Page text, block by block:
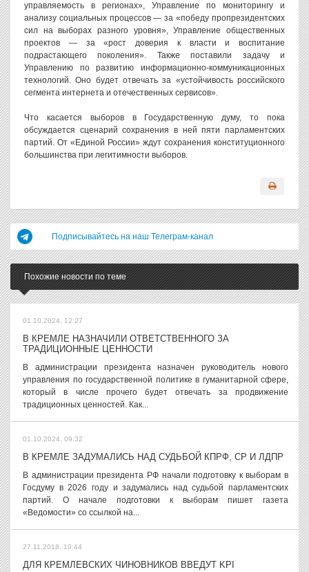
управляемость в регионах», Управление по мониторингу и
анализу социальных процессов — за «победу пропрезидентских
сил на выборах разного уровня», Управление общественных
проектов — за «рост доверия к власти и воспитание
подрастающего поколения». Также поставили задачу и
Управлению по развитию информационно-коммуникационных
технологий. Оно будет отвечать за «устойчивость российского
сегмента интернета и отечественных сервисов».
Что касается выборов в Государственную думу, то пока
обсуждается сценарий сохранения в ней пяти парламентских
партий. От «Единой России» ждут сохранения конституционного
большинства при легитимности выборов.
Подписывайтесь на наш Телеграм-канал
Похожие новости по теме
01.10.2024, 12:27
В КРЕМЛЕ НАЗНАЧИЛИ ОТВЕТСТВЕННОГО ЗА
ТРАДИЦИОННЫЕ ЦЕННОСТИ
В администрации президента назначен руководитель нового
управления по государственной политике в гуманитарной сфере,
который в числе прочего будет отвечать за продвижение
традиционных ценностей. Как...
01.10.2024, 09:32
В КРЕМЛЕ ЗАДУМАЛИСЬ НАД СУДЬБОЙ КПРФ, СР И ЛДПР
В администрации президента РФ начали подготовку к выборам в
Госдуму в 2026 году и задумались над судьбой парламентских
партий. О начале подготовки к выборам пишет газета
«Ведомости» со ссылкой на...
27.11.2018, 10:44
ДЛЯ КРЕМЛЕВСКИХ ЧИНОВНИКОВ ВВЕДУТ KPI